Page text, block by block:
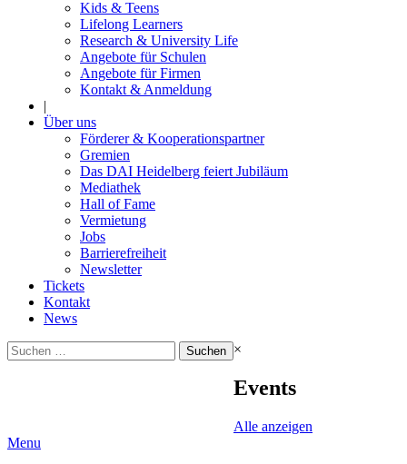
Kids & Teens
Lifelong Learners
Research & University Life
Angebote für Schulen
Angebote für Firmen
Kontakt & Anmeldung
|
Über uns
Förderer & Kooperationspartner
Gremien
Das DAI Heidelberg feiert Jubiläum
Mediathek
Hall of Fame
Vermietung
Jobs
Barrierefreiheit
Newsletter
Tickets
Kontakt
News
Suchen
nach:
×
Events
Alle anzeigen
Menu